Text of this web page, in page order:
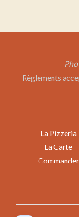
Règlements
La Pizzeria
La Carte
Commander